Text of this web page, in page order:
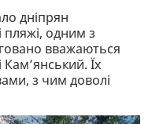
дніпрян
пляжі, одним з
вважаються
Кам’янський. Їх
з чим доволі